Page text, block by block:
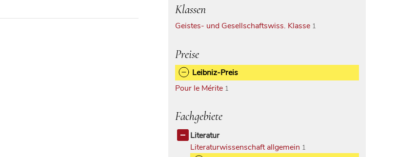
Klassen
Geistes- und Gesellschaftswiss. Klasse 1
Preise
Leibniz-Preis
Pour le Mérite 1
Fachgebiete
Literatur
Literaturwissenschaft allgemein 1